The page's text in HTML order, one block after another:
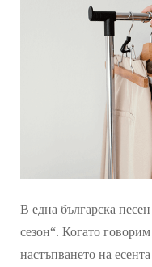
В една българска
сезон“. Когато
настъпването на